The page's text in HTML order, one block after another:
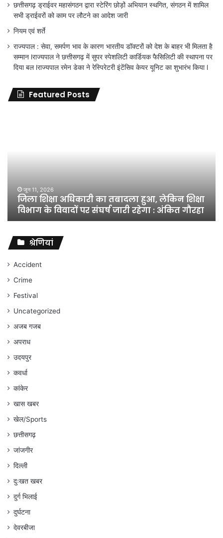
छत्तीसगढ़ ड्राईवर महासंगठन द्वारा स्टेरिंग छोड़ों अभियान स्थगित, संगठन में शामिल
सभी ड्राईवरों को काम पर लौटने का आदेश जारी
नियम एवं शर्ते
राज्यपाल : सेवा, समर्पण भाव के कारण भारतीय डॉक्टरों को देश के बाहर भी मिलता है
सम्मान lराज्यपाल ने छत्तीसगढ़ में सुपर स्पेशलिटी कार्डियक फैसिलिटी की स्थापना पर
दिया बल lराज्यपाल रमेन डेका ने रेस्पिरेटरी इंटेंसिव केयर यूनिट का शुभारंभ किया l
Featured Posts
शिक्षा
विभाग
विवादों
संघर्ष
जारी
रहेगा
अंकित
गौरहा
जून 11, 2026
जिला शिक्षा अधिकारी का तबादला हुआ, लेकिन शिक्षा
विभाग के विवादों पर संघर्ष जारी रहेगा : अंकित गौरहा
श्रेणियां
Accident
Crime
Festival
Uncategorized
अजब गजब
अपराध
उदयपुर
कवर्धा
कांकेर
खास खबर
खेल/Sports
छत्तीसगढ़
जांजगीर
दिल्ली
दुःखत खबर
दुर्ग भिलाई
दुर्घटना
देवरबीजा